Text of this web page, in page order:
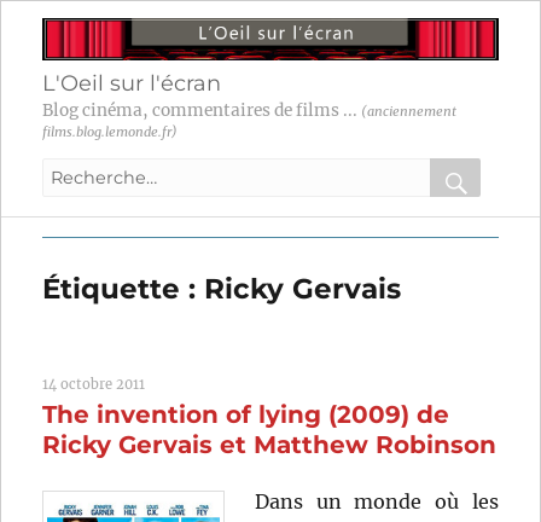
L'Oeil sur l'écran
Blog cinéma, commentaires de films ... (anciennement
films.blog.lemonde.fr)
Recherche
:
OK
Étiquette : Ricky Gervais
14 octobre 2011
The invention of lying (2009) de
Ricky Gervais et Matthew Robinson
Dans un monde où les